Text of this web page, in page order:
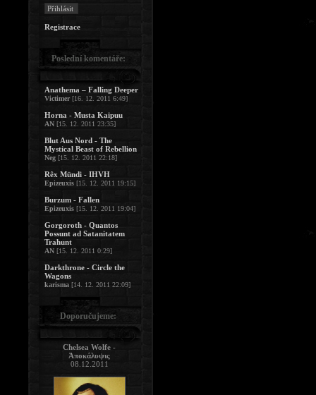
Registrace
Poslední komentáře:
Anathema – Falling Deeper
Victimer[16. 12. 2011 6:49]
Horna - Musta Kaipuu
AN [15. 12. 2011 23:35]
Blut Aus Nord - The
Mystical Beast of Rebellion
Neg [15. 12. 2011 22:18]
Rêx Mündi - IHVH
Epizeuxis [15. 12. 2011 19:15]
Burzum - Fallen
Epizeuxis [15. 12. 2011 19:04]
Gorgoroth - Quantos
Possunt ad Satanitatem
Trahunt
AN [15. 12. 2011 0:29]
Darkthrone - Circle the
Wagons
karisma [14. 12. 2011 22:09]
Doporučujeme:
Chelsea Wolfe -
Ἀποκάλυψις
08.12.2011